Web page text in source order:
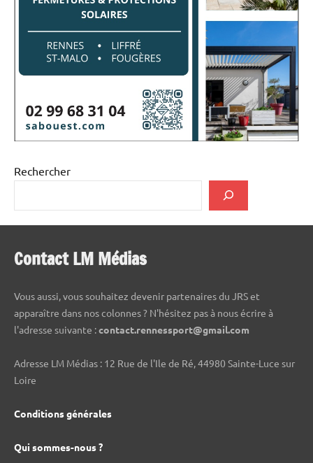
Rechercher
Contact LM Médias
Vous aussi, vous souhaitez devenir partenaires du JRS et
apparaître dans nos colonnes ? N'hésitez pas à nous écrire à
l'adresse suivante :contact.rennessport@gmail.com
Adresse LM Médias : 12 Rue de l'Ile de Ré, 44980 Sainte-Luce sur
Loire
Conditions générales
Qui sommes-nous ?